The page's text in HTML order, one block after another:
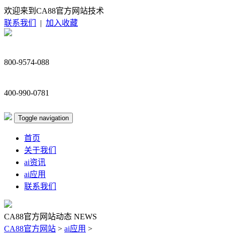
欢迎来到CA88官方网站技术
联系我们
| 加入收藏
800-9574-088
400-990-0781
Toggle navigation
首页
关于我们
ai资讯
ai应用
联系我们
CA88官方网站动态 NEWS
CA88官方网站 > ai应用 >